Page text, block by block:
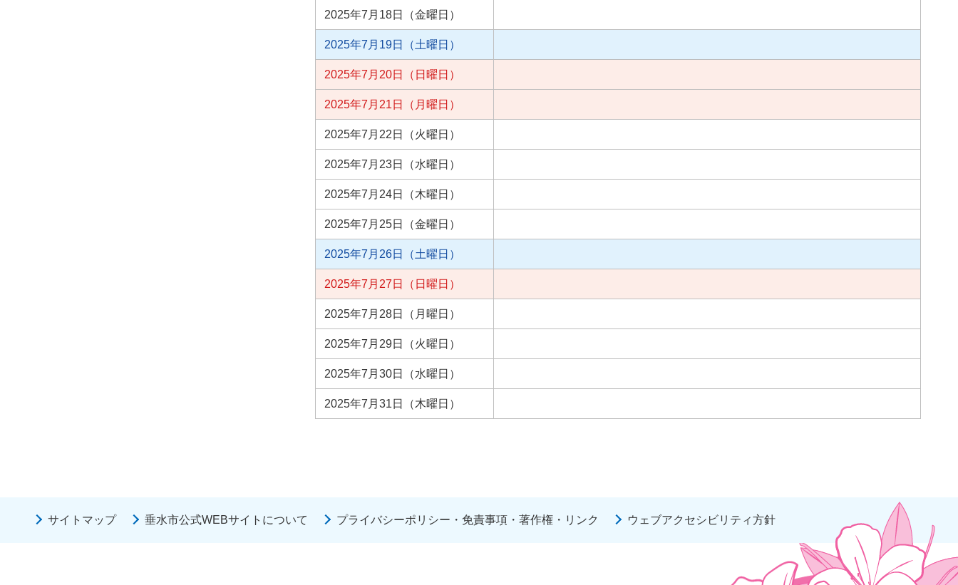
2025年7月18日（金曜日）
2025年7月19日（土曜日）
2025年7月20日（日曜日）
2025年7月21日（月曜日）
2025年7月22日（火曜日）
2025年7月23日（水曜日）
2025年7月24日（木曜日）
2025年7月25日（金曜日）
2025年7月26日（土曜日）
2025年7月27日（日曜日）
2025年7月28日（月曜日）
2025年7月29日（火曜日）
2025年7月30日（水曜日）
2025年7月31日（木曜日）
サイトマップ 垂水市公式WEBサイトについて プライバシーポリシー・免責事項・著作権・リンク ウェブアクセシビリティ方針